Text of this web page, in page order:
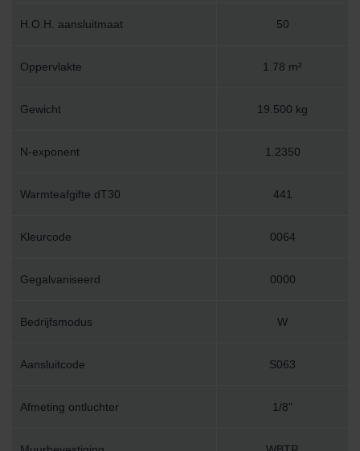
H.O.H. aansluitmaat 50
Oppervlakte 1.78 m²
Gewicht 19.500 kg
N-exponent 1.2350
Warmteafgifte dT30 441
Kleurcode 0064
Gegalvaniseerd 0000
Bedrijfsmodus W
Aansluitcode S063
Afmeting ontluchter 1/8"